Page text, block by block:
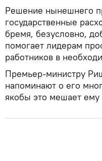
Решение нынешнего
государственные
бремя, безусловно,
помогает лидерам
работников в
Премьер-министру
напоминают о его
якобы это мешает